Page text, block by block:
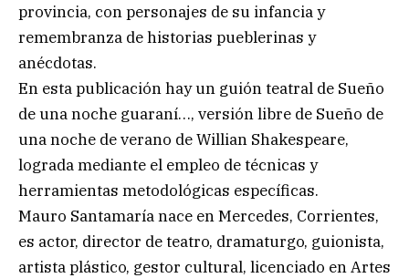
provincia, con personajes de su infancia y
remembranza de historias pueblerinas y
anécdotas.
En esta publicación hay un guión teatral de Sueño
de una noche guaraní…, versión libre de Sueño de
una noche de verano de Willian Shakespeare,
lograda mediante el empleo de técnicas y
herramientas metodológicas específicas.
Mauro Santamaría nace en Mercedes, Corrientes,
es actor, director de teatro, dramaturgo, guionista,
artista plástico, gestor cultural, licenciado en Artes